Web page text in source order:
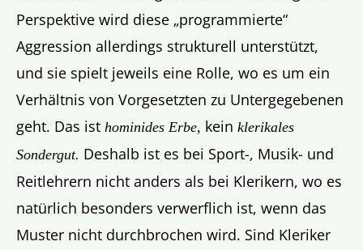
Perspektive wird diese „programmierte“
Aggression allerdings strukturell unterstützt,
und sie spielt jeweils eine Rolle, wo es um ein
Verhältnis von Vorgesetzten zu Untergegebenen
geht. Das ist hominides Erbe, kein klerikales
Sondergut. Deshalb ist es bei Sport-, Musik- und
Reitlehrern nicht anders als bei Klerikern, wo es
natürlich besonders verwerflich ist, wenn das
Muster nicht durchbrochen wird. Sind Kleriker